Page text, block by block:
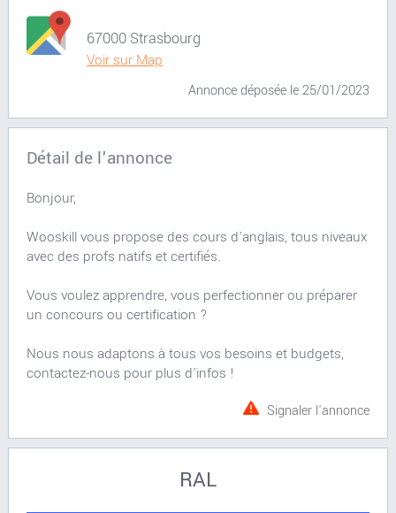
67000 Strasbourg
Voir sur Map
Annonce déposée le 25/01/2023
Détail de l'annonce
Bonjour,
Wooskill vous propose des cours d'anglais, tous niveaux
avec des profs natifs et certifiés.
Vous voulez apprendre, vous perfectionner ou préparer
un concours ou certification ?
Nous nous adaptons à tous vos besoins et budgets,
contactez-nous pour plus d'infos !
Signaler l'annonce
RAL